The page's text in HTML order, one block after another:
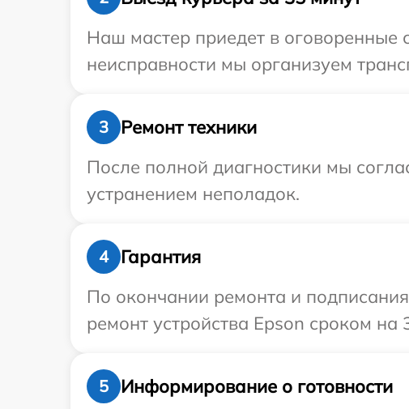
Наш мастер приедет в оговоренные
неисправности мы организуем
3
Ремонт техники
После полной диагностики мы
устранением неполадок.
4
Гарантия
По окончании ремонта и
ремонт устройства Epson сроком на
5
Информирование о готовности